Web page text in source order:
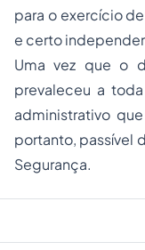
para o exercício
e certo
Uma vez que o
prevaleceu a
administrativo
portanto, passível
Segurança.